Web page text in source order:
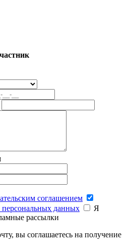
соглашением
персональных данных
Я
рассылки
вы соглашаетесь на получение